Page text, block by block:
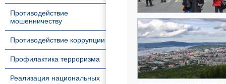
Противодействие
мошенничеству
Противодействие коррупции
Профилактика терроризма
Реализация национальных